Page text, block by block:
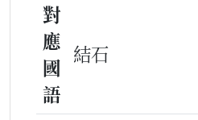
對
應
國
語
結石